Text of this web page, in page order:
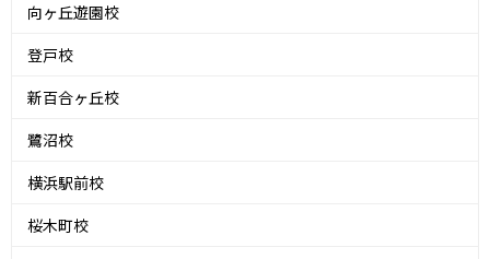
向ヶ丘遊園校
登戸校
新百合ヶ丘校
鷺沼校
横浜駅前校
桜木町校